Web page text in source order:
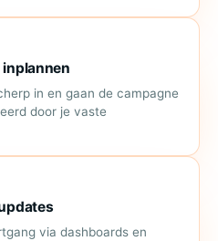
in en gaan de campagne
door je vaste
via dashboards en